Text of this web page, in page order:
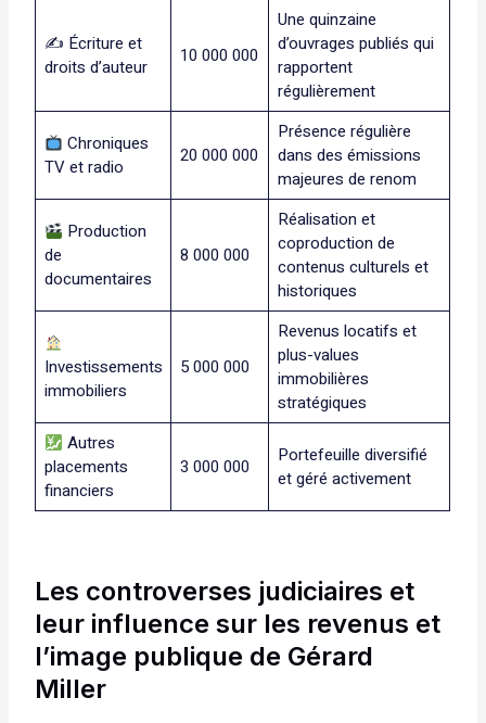
✍️ Écriture et
droits d’auteur
10 000 000
Une quinzaine
d’ouvrages publiés qui
rapportent
régulièrement
Chroniques
TV et radio
20 000 000
Présence régulière
dans des émissions
majeures de renom
Production
de
documentaires
8 000 000
Réalisation et
coproduction de
contenus culturels et
historiques
Investissements
immobiliers
5 000 000
Revenus locatifs et
plus-values
immobilières
stratégiques
Autres
placements
financiers
3 000 000
Portefeuille diversifié
et géré activement
Les controverses judiciaires et
leur influence sur les revenus et
l’image publique de Gérard
Miller